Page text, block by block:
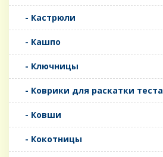
- Кастрюли
- Кашпо
- Ключницы
- Коврики для раскатки теста
- Ковши
- Кокотницы